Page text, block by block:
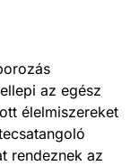
az egész
élelmiszereket
rendeznek az